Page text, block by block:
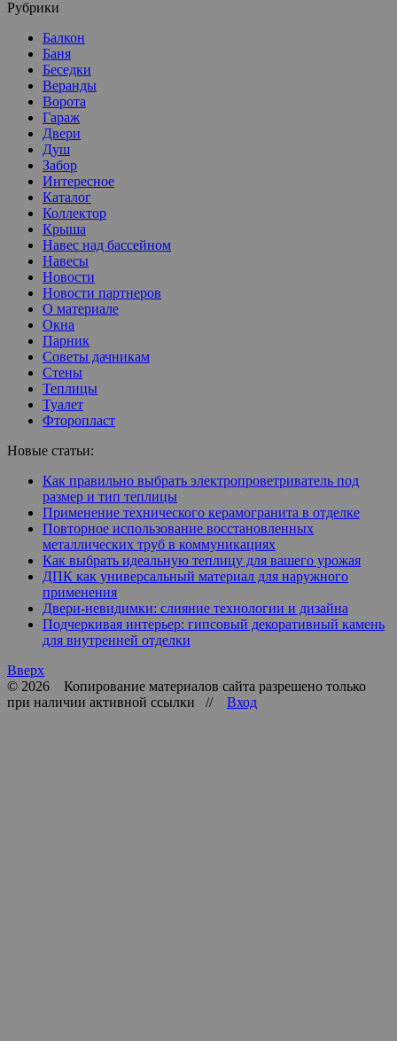
Рубрики
Балкон
Баня
Беседки
Веранды
Ворота
Гараж
Двери
Душ
Забор
Интересное
Каталог
Коллектор
Крыша
Навес над бассейном
Навесы
Новости
Новости партнеров
О материале
Окна
Парник
Советы дачникам
Стены
Теплицы
Туалет
Фторопласт
Новые статьи:
Как правильно выбрать электропроветриватель под
размер и тип теплицы
Применение технического керамогранита в отделке
Повторное использование восстановленных
металлических труб в коммуникациях
Как выбрать идеальную теплицу для вашего урожая
ДПК как универсальный материал для наружного
применения
Двери-невидимки: слияние технологии и дизайна
Подчеркивая интерьер: гипсовый декоративный камень
для внутренней отделки
Вверх
© 2026 Копирование материалов сайта разрешено только
при наличии активной ссылки // Вход